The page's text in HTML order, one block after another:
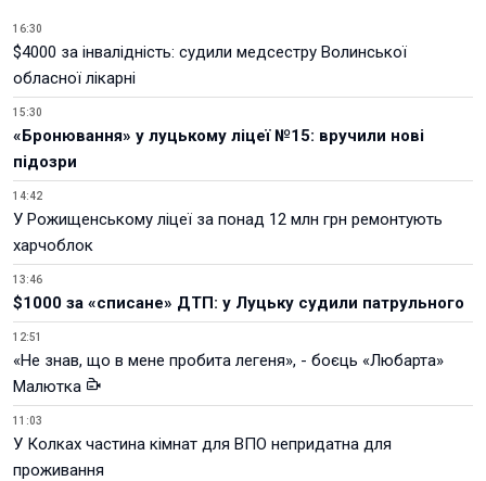
16:30
$4000 за інвалідність: судили медсестру Волинської
обласної лікарні
15:30
«Бронювання» у луцькому ліцеї №15: вручили нові
підозри
14:42
У Рожищенському ліцеї за понад 12 млн грн ремонтують
харчоблок
13:46
$1000 за «списане» ДТП: у Луцьку судили патрульного
12:51
«Не знав, що в мене пробита легеня», - боєць «Любарта»
Малютка
11:03
У Колках частина кімнат для ВПО непридатна для
проживання